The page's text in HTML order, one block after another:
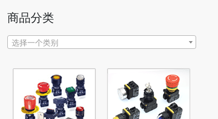
商品分类
选择一个类别